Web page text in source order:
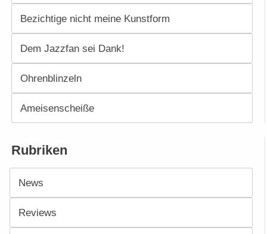
Bezichtige nicht meine Kunstform
Dem Jazzfan sei Dank!
Ohrenblinzeln
Ameisenscheiße
Rubriken
News
Reviews